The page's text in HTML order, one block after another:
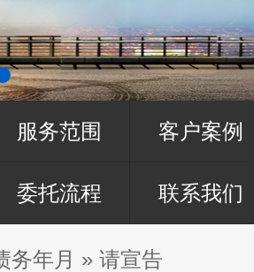
服务范围 客户案例
委托流程 联系我们
务年月 » 请宣告